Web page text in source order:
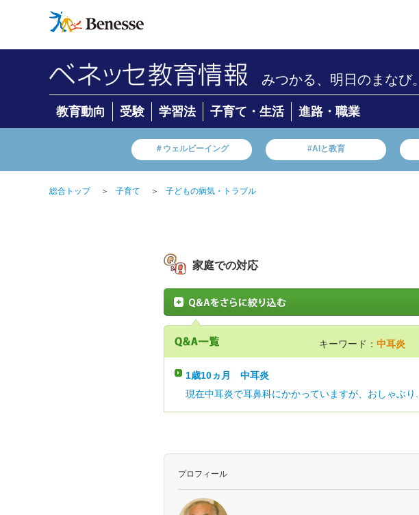
みつかる、明日のまなび。
教育動向 受験 学習法 子育て・生活 進路・職業
＃ウェルビーイング #AIと教育
総合トップ ＞ 子育て ＞ 子どもの病気・トラブル
家庭での対応
キーワード： 中耳炎
1歳10ヵ月
中耳炎
現在中耳炎で耳鼻科にかかっていますが、おしゃぶり...
プロフィール